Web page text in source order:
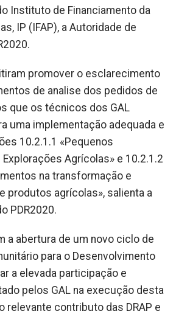
Instituto de Financiamento da
IP (IFAP), a Autoridade de
promover o esclarecimento
de analise dos pedidos de
que os técnicos dos GAL
uma implementação adequada e
10.2.1.1 «Pequenos
Agrícolas» e 10.2.1.2
na transformação e
produtos agrícolas», salienta a
PDR2020.
a abertura de um novo ciclo de
para o Desenvolvimento
a elevada participação e
pelos GAL na execução desta
relevante contributo das DRAP e